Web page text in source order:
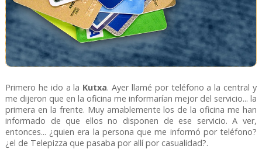
Primero he ido a la Kutxa. Ayer llamé por teléfono a la central y
me dijeron que en la oficina me informarían mejor del servicio... la
primera en la frente. Muy amablemente los de la oficina me han
informado de que ellos no disponen de ese servicio. A ver,
entonces... ¿quien era la persona que me informó por teléfono?
¿el de Telepizza que pasaba por allí por casualidad?.